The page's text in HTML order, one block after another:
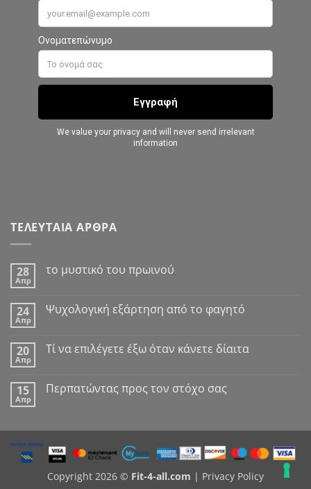
ΤΕΛΕΥΤΑΙΑ ΑΡΘΡΑ
28
Απρ
το μυστικό του πρωινού
σχόλια
στο
πρωινού
24
Απρ
Ψυχολογική εξάρτηση από το φαγητό
σχόλια
στο
το
φαγητό
20
Απρ
Tί να επιλέγετε έξω όταν κάνετε δίαιτα
σχόλια
στο
κάνετε
δίαιτα
15
Απρ
Περπατώντας προς τον στόχο σας
στο
προς
τον
στόχο
σας
Copyright 2026 © Fit-4-all.com | Privacy Policy